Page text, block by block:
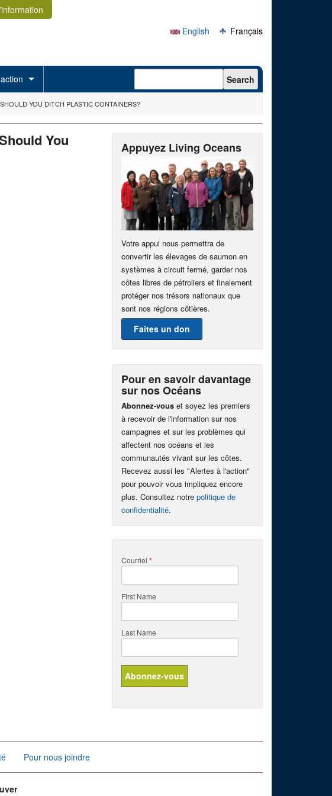
English
Français
Search form Search
YOU DITCH PLASTIC CONTAINERS?
You Appuyez Living Oceans
Votre appui nous permettra de
convertir les élevages de saumon en
systèmes à circuit fermé, garder nos
côtes libres de pétroliers et finalement
protéger nos trésors nationaux que
sont nos régions côtières.
Faites un don
Pour en savoir davantage
sur nos Océans
Abonnez-vous et soyez les premiers
à recevoir de l'information sur nos
campagnes et sur les problèmes qui
affectent nos océans et les
communautés vivant sur les côtes.
Recevez aussi les "Alertes à l'action"
pour pouvoir vous impliquez encore
plus. Consultez notre politique de
confidentialité.
Courriel *
First Name
Last Name
Pour nous joindre